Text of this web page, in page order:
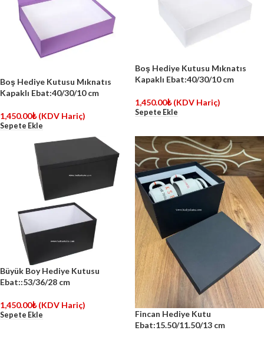
Boş Hediye Kutusu Mıknatıs
Kapaklı Ebat:40/30/10 cm
1,450.00₺ (KDV Hariç)
Sepete Ekle
Boş Hediye Kutusu Mıknatıs
Kapaklı Ebat:40/30/10 cm
1,450.00₺ (KDV Hariç)
Sepete Ekle
Büyük Boy Hediye Kutusu
Ebat::53/36/28 cm
1,450.00₺ (KDV Hariç)
Sepete Ekle
Fincan Hediye Kutu
Ebat:15.50/11.50/13 cm